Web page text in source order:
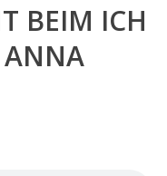
BEIM ICH
ANNA